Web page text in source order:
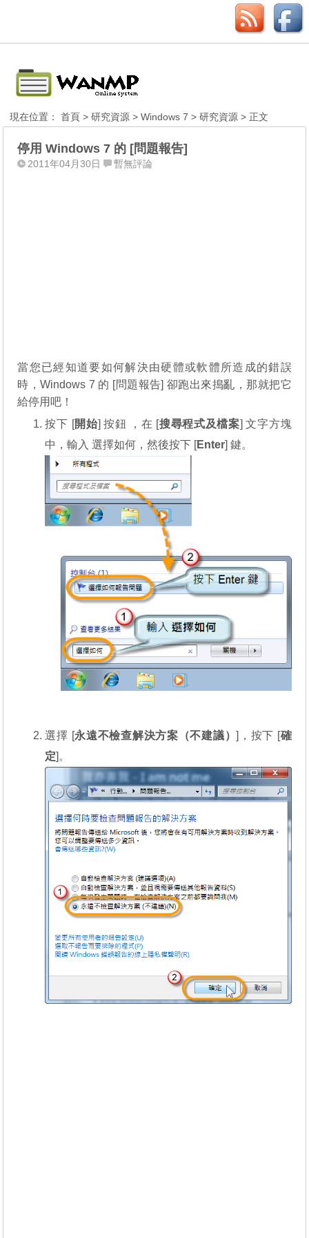
現在位置：首頁 >研究資源 >Windows 7 >研究資源 > 正文
停用 Windows 7 的 [問題報告]
2011年04月30日 暫無評論
當您已經知道要如何解決由硬體或軟體所造成的錯誤
時，Windows 7 的 [問題報告] 卻跑出來搗亂，那就把它
給停用吧！
按下 [開始] 按鈕 ，在 [搜尋程式及檔案] 文字方塊
中，輸入 選擇如何，然後按下 [Enter] 鍵。
選擇 [永遠不檢查解決方案（不建議）]，按下 [確
定]。